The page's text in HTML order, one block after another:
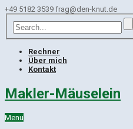
+49 5182 3539 frag@den-knut.de
Rechner
Über mich
Kontakt
Makler-Mäuselein
Menu